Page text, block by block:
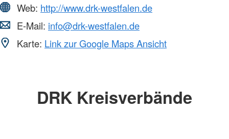
Web: http://www.drk-westfalen.de
E-Mail: info@drk-westfalen.de
Karte: Link zur Google Maps Ansicht
DRK Kreisverbände